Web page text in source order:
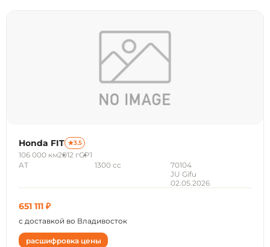
Honda FIT 3.5
106 000 км2012 гGP1
AT
1300 сс
70104
JU Gifu
02.05.2026
651 111 ₽
с доставкой во Владивосток
расшифровка цены